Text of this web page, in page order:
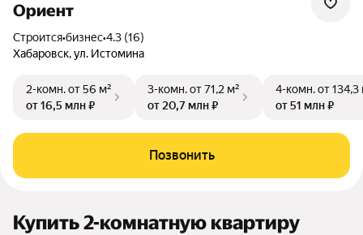
Ориент
Строится•бизнес•4.3 (16)
Хабаровск,ул. Истомина
2-комн.от 56 м²
от 16,5 млн ₽
3-комн.от 71,2 м²
от 20,7 млн ₽
4-комн.от 134,3
от 51 млн ₽
Позвонить
Купить 2-комнатную квартиру